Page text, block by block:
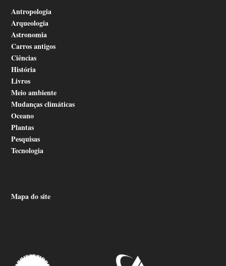
Antropologia
Arqueologia
Astronomia
Carros antigos
Ciências
História
Livros
Meio ambiente
Mudanças climáticas
Oceano
Plantas
Pesquisas
Tecnologia
Mapa do site